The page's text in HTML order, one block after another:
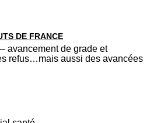
DE FRANCE
avancement de grade et
refus…mais aussi des avancées